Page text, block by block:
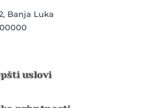
Banja Luka
uslovi